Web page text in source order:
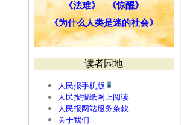
《法难》
《惊醒》
《为什么人类是迷的社会》
读者园地
人民报手机版
人民报报纸网上阅读
人民报网站服务条款
关于我们